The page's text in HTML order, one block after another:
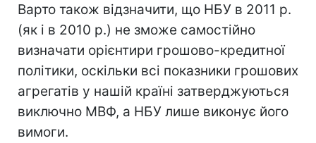
Варто також відзначити, що НБУ в 2011 р.
(як і в 2010 р.) не зможе самостійно
визначати орієнтири грошово-кредитної
політики, оскільки всі показники грошових
агрегатів у нашій країні затверджуються
виключно МВФ, а НБУ лише виконує його
вимоги.